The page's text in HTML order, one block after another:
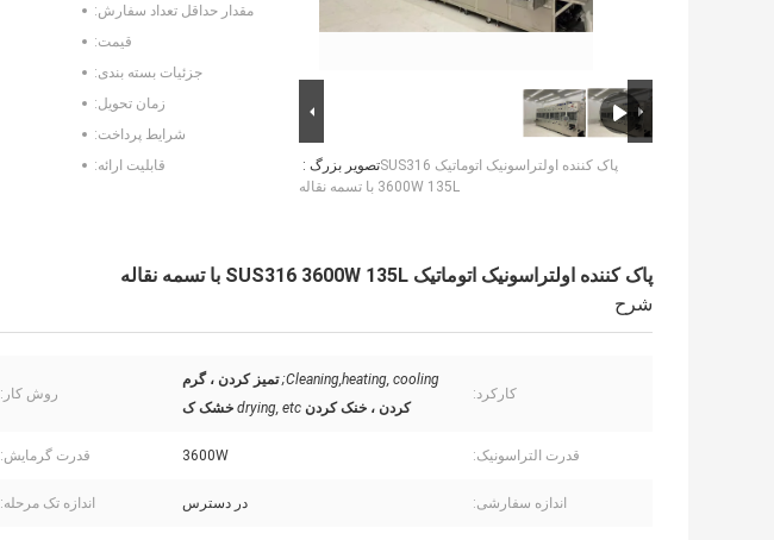
تصویر بزرگ :پاک کننده اولتراسونیک اتوماتیک SUS316
3600W 135L با تسمه نقاله
مقدار حداقل تعداد سفارش:
قیمت:
جزئیات بسته بندی:
زمان تحویل:
شرایط پرداخت:
قابلیت ارائه:
پاک کننده اولتراسونیک اتوماتیک SUS316 3600W 135L با تسمه نقاله
شرح
کارکرد:
Cleaning,heating, cooling; تمیز کردن ، گرم
کردن ، خنک کردن drying, etc خشک ک
روش کار:
قدرت التراسونیک: 3600W قدرت گرمایش:
اندازه سفارشی: در دسترس اندازه تک مرحله: